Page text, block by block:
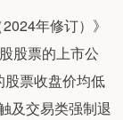
年修订）》
股票的上市公
票收盘价均低
及交易类强制退